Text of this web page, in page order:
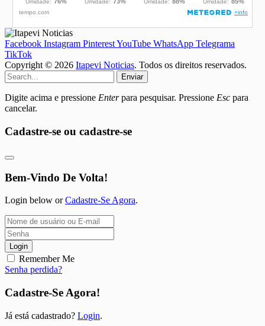
Facebook Instagram PinterestYouTube WhatsApp Telegrama
TikTok
Copyright © 2026 Itapevi Noticias. Todos os direitos reservados.
Enviar
Digite acima e pressione Enterpara pesquisar. Pressione Esc para
cancelar.
Cadastre-se ou cadastre-se
Bem-Vindo De Volta!
Login below orCadastre-Se Agora.
Login
Remember Me
Senha perdida?
Cadastre-Se Agora!
Já está cadastrado? Login.